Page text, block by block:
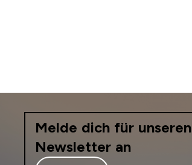
Melde dich für unseren
Newsletter an